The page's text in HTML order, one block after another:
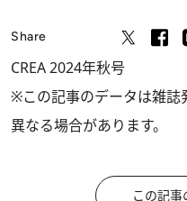
Share
CREA 2024年秋号
※この記事のデータは雑誌
異なる場合があります。
この記事